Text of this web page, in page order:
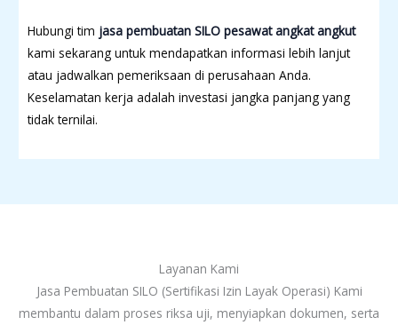
Hubungi tim jasa pembuatan SILO pesawat angkat angkut
kami sekarang untuk mendapatkan informasi lebih lanjut
atau jadwalkan pemeriksaan di perusahaan Anda.
Keselamatan kerja adalah investasi jangka panjang yang
tidak ternilai.
Layanan Kami
Jasa Pembuatan SILO (Sertifikasi Izin Layak Operasi) Kami
membantu dalam proses riksa uji, menyiapkan dokumen, serta